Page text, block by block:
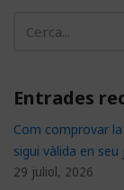
Entrades
Com comprovar
sigui vàlida en seu
29 juliol, 2026